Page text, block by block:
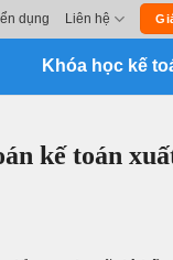
dụng Liên hệ
Khóa học kế
kế toán